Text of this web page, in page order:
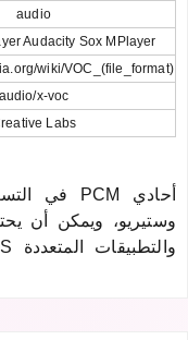
audio
Audacity Sox MPlayer
wiki/VOC_(file_format)
audio/x-voc
Labs
وستيريو، ويمكن أن